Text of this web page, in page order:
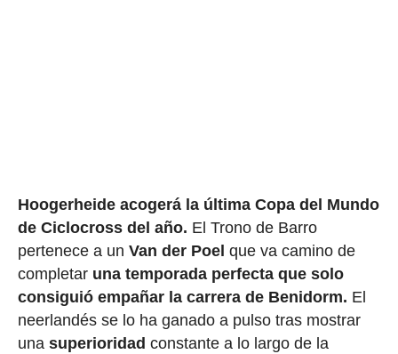
Hoogerheide acogerá la última Copa del Mundo
de Ciclocross del año. El Trono de Barro
pertenece a un Van der Poel que va camino de
completar una temporada perfecta que solo
consiguió empañar la carrera de Benidorm. El
neerlandés se lo ha ganado a pulso tras mostrar
una superioridad constante a lo largo de la